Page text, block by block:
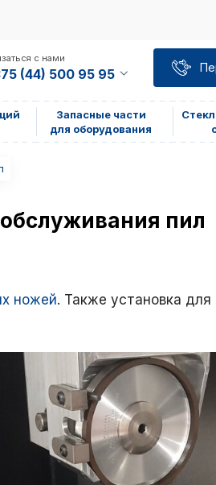
с нами
(44) 500 95 95
Запасные части
для оборудования
пил
ножей. Также установка для